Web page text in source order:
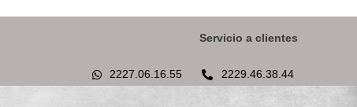
Servicio a clientes
2227.06.16.55 2229.46.38.44